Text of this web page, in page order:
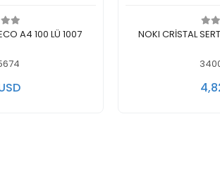
لايوجد
A4 100 LÜ 1007 NOKI CRİSTAL